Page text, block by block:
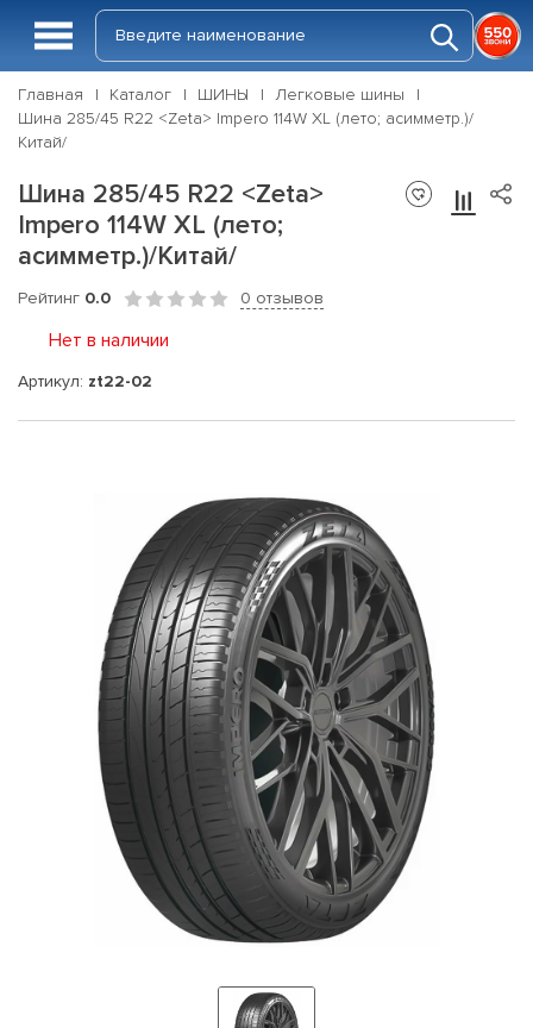
Главная Каталог ШИНЫ
Легковые шины
Шина 285/45 R22 <Zeta> Impero 114W XL (лето; асимметр.)/
Китай/
Шина 285/45 R22 <Zeta>
Impero 114W XL (лето;
асимметр.)/Китай/
Рейтинг 0.0 0 отзывов
Нет в наличии
Артикул: zt22-02